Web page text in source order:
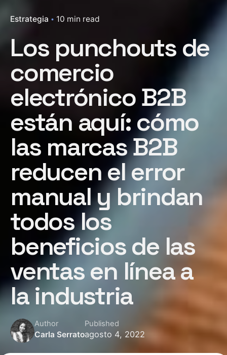
Estrategia 10 min read
Los punchouts de
comercio
electrónico B2B
están aquí: cómo
las marcas B2B
reducen el error
manual y brindan
todos los
beneficios de las
ventas en línea a
la industria
Author
Carla Serrato
Published
agosto 4, 2022